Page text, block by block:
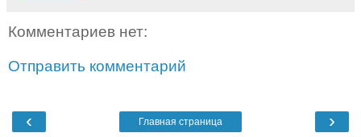
Комментариев нет:
Отправить комментарий
‹ ›
Главная страница